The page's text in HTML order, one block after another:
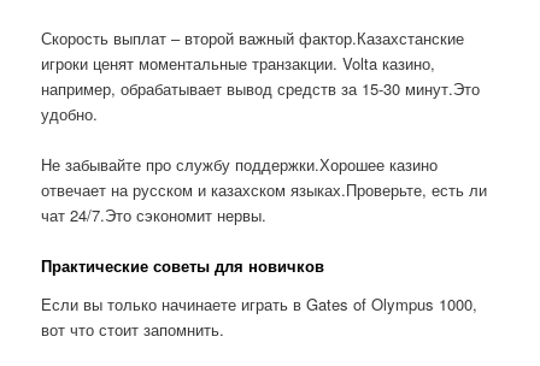
Скорость выплат – второй важный фактор.Казахстанские
игроки ценят моментальные транзакции. Volta казино,
например, обрабатывает вывод средств за 15-30 минут.Это
удобно.
Не забывайте про службу поддержки.Хорошее казино
отвечает на русском и казахском языках.Проверьте, есть ли
чат 24/7.Это сэкономит нервы.
Практические советы для новичков
Если вы только начинаете играть в Gates of Olympus 1000,
вот что стоит запомнить.